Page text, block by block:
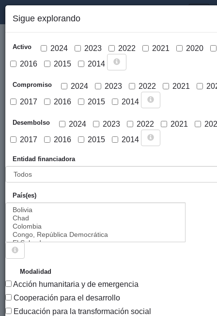
Cargar mapa
Sigue explorando
Sigue explorando
Activo 2024 2023 2022 2021
2020
2016
2015 2014
Compromiso 2024 2023 2022 2021
2017
2016 2015 2014
Desembolso 2024 2023 2022 2021
2017
2016 2015 2014
Entidad financiadora
País(es)
Modalidad
Acción humanitaria y de emergencia
Cooperación para el desarrollo
Educación para la transformación social
PROYECTOS CUYO SECTOR CRS ES
ABASTECIMIENTO BÁSICO DE AGUA POTABLE.
78 PROYECTOS